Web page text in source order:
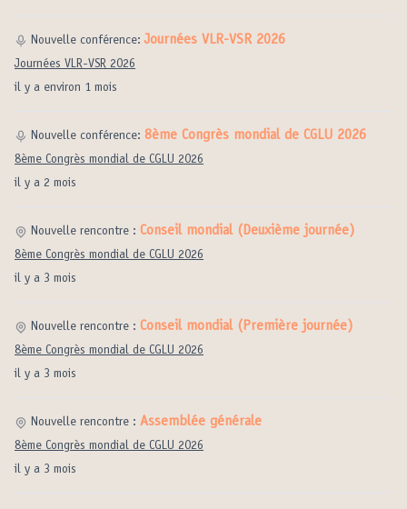
il y a environ 1 mois
Nouvelle conférence: Journées VLR-VSR 2026
Journées VLR-VSR 2026
il y a 2 mois
Nouvelle conférence: 8ème Congrès mondial de CGLU 2026
8ème Congrès mondial de CGLU 2026
il y a 3 mois
Nouvelle rencontre : Conseil mondial (Deuxième journée)
8ème Congrès mondial de CGLU 2026
il y a 3 mois
Nouvelle rencontre : Conseil mondial (Première journée)
8ème Congrès mondial de CGLU 2026
il y a 3 mois
Nouvelle rencontre : Assemblée générale
8ème Congrès mondial de CGLU 2026